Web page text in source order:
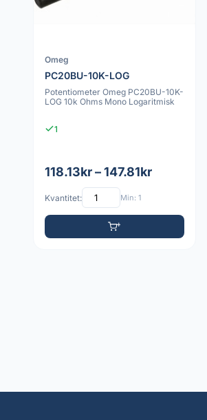
Omeg
PC20BU-10K-LOG
Potentiometer Omeg PC20BU-10K-
LOG 10k Ohms Mono Logaritmisk
1
118.13kr – 147.81kr
Kvantitet: Min: 1